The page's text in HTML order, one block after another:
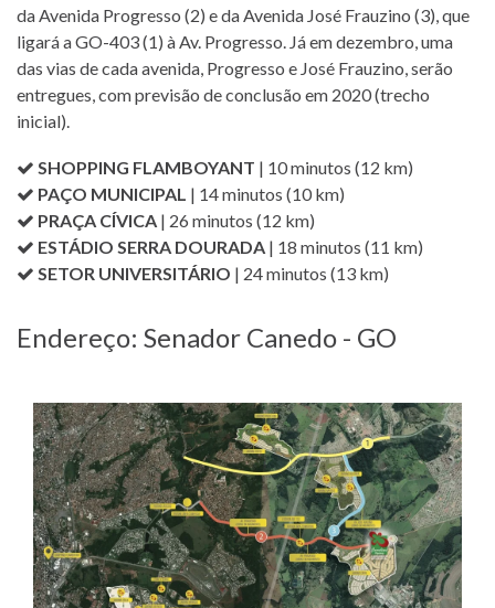
da Avenida Progresso (2) e da Avenida José Frauzino (3), que
ligará a GO-403 (1) à Av. Progresso. Já em dezembro, uma
das vias de cada avenida, Progresso e José Frauzino, serão
entregues, com previsão de conclusão em 2020 (trecho
inicial).
SHOPPING FLAMBOYANT | 10 minutos (12 km)
PAÇO MUNICIPAL | 14 minutos (10 km)
PRAÇA CÍVICA | 26 minutos (12 km)
ESTÁDIO SERRA DOURADA | 18 minutos (11 km)
SETOR UNIVERSITÁRIO | 24 minutos (13 km)
Endereço: Senador Canedo - GO